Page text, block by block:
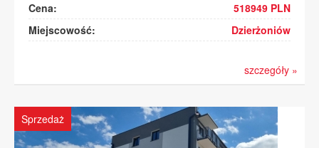
Cena:
518949 PLN
Miejscowość:
Dzierżoniów
szczegóły »
Sprzedaż